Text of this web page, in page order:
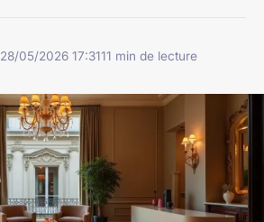
28/05/2026 17:3111 min de lecture